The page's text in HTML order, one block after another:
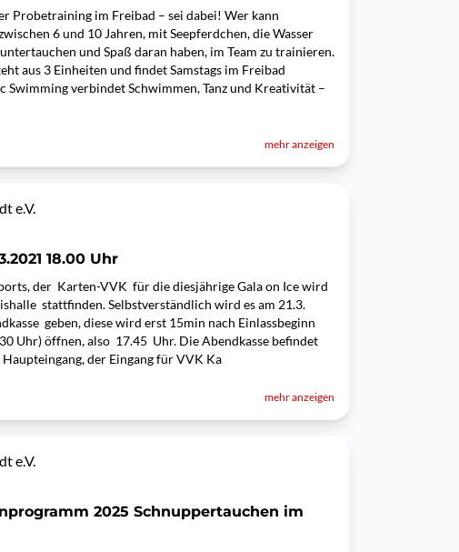
Probetraining im Freibad – sei dabei! Wer kann
6 und 10 Jahren, mit Seepferdchen, die Wasser
und Spaß daran haben, im Team zu trainieren.
aus 3 Einheiten und findet Samstags im Freibad
Swimming verbindet Schwimmen, Tanz und Kreativität –
mehr anzeigen
e.V.
18.00 Uhr
der Karten-VVK für die diesjährige Gala on Ice wird
stattfinden. Selbstverständlich wird es am 21.3.
geben, diese wird erst 15min nach Einlassbeginn
Uhr) öffnen, also 17.45 Uhr. Die Abendkasse befindet
der Eingang für VVK Ka
mehr anzeigen
e.V.
2025 Schnuppertauchen im